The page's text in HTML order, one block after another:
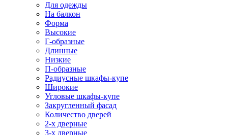
Для одежды
На балкон
Форма
Высокие
Г-образные
Длинные
Низкие
П-образные
Радиусные шкафы-купе
Широкие
Угловые шкафы-купе
Закругленный фасад
Количество дверей
2-х дверные
3-х дверные